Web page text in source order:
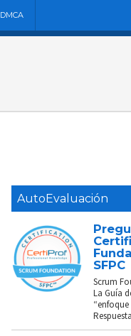
DMCA
AutoEvaluación
SFPC
Scrum
La Guía